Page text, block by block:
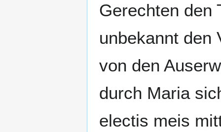
Gerechten den
unbekannt den
von den
durch Maria
electis meis